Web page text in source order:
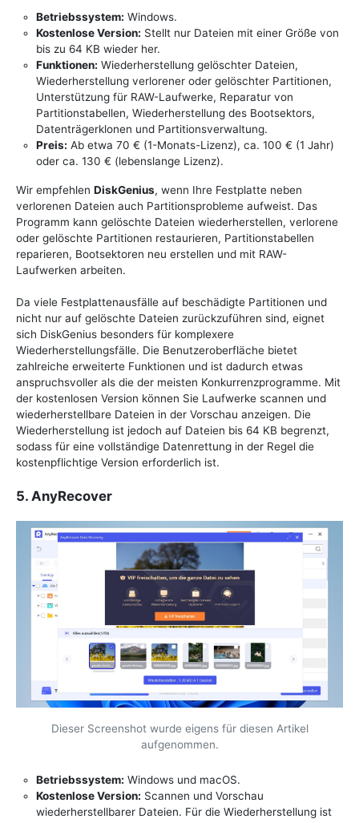
Betriebssystem: Windows.
Kostenlose Version: Stellt nur Dateien mit einer Größe von
bis zu 64 KB wieder her.
Funktionen: Wiederherstellung gelöschter Dateien,
Wiederherstellung verlorener oder gelöschter Partitionen,
Unterstützung für RAW-Laufwerke, Reparatur von
Partitionstabellen, Wiederherstellung des Bootsektors,
Datenträgerklonen und Partitionsverwaltung.
Preis: Ab etwa 70 € (1-Monats-Lizenz), ca. 100 € (1 Jahr)
oder ca. 130 € (lebenslange Lizenz).
Wir empfehlen DiskGenius, wenn Ihre Festplatte neben
verlorenen Dateien auch Partitionsprobleme aufweist. Das
Programm kann gelöschte Dateien wiederherstellen, verlorene
oder gelöschte Partitionen restaurieren, Partitionstabellen
reparieren, Bootsektoren neu erstellen und mit RAW-
Laufwerken arbeiten.
Da viele Festplattenausfälle auf beschädigte Partitionen und
nicht nur auf gelöschte Dateien zurückzuführen sind, eignet
sich DiskGenius besonders für komplexere
Wiederherstellungsfälle. Die Benutzeroberfläche bietet
zahlreiche erweiterte Funktionen und ist dadurch etwas
anspruchsvoller als die der meisten Konkurrenzprogramme. Mit
der kostenlosen Version können Sie Laufwerke scannen und
wiederherstellbare Dateien in der Vorschau anzeigen. Die
Wiederherstellung ist jedoch auf Dateien bis 64 KB begrenzt,
sodass für eine vollständige Datenrettung in der Regel die
kostenpflichtige Version erforderlich ist.
5. AnyRecover
Dieser Screenshot wurde eigens für diesen Artikel
aufgenommen.
Betriebssystem: Windows und macOS.
Kostenlose Version: Scannen und Vorschau
wiederherstellbarer Dateien. Für die Wiederherstellung ist